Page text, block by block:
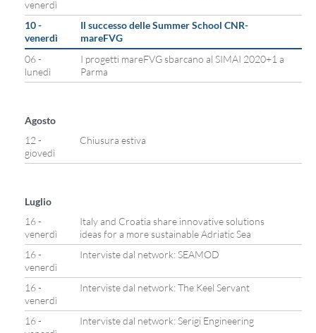
venerdì
10 -
venerdì
Il successo delle Summer School CNR-
mareFVG
06 -
lunedì
I progetti mareFVG sbarcano al SIMAI 2020+1 a
Parma
Agosto
12 -
giovedì
Chiusura estiva
Luglio
16 -
venerdì
Italy and Croatia share innovative solutions
ideas for a more sustainable Adriatic Sea
16 -
venerdì
Interviste dal network: SEAMOD
16 -
venerdì
Interviste dal network: The Keel Servant
16 -
Interviste dal network: Serigi Engineering